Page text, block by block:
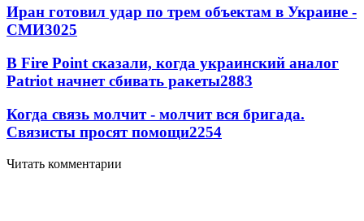
Иран готовил удар по трем объектам в Украине -
СМИ3025
В Fire Point сказали, когда украинский аналог
Patriot начнет сбивать ракеты2883
Когда связь молчит - молчит вся бригада.
Связисты просят помощи2254
Читать комментарии